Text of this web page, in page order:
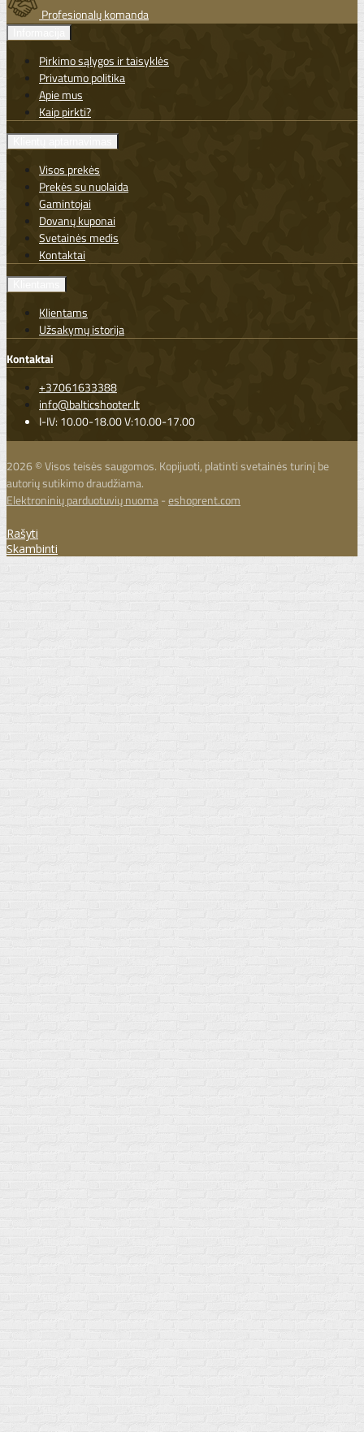
Profesionalų komanda
Pirkimo sąlygos ir taisyklės
Privatumo politika
Apie mus
Kaip pirkti?
Visos prekės
Prekės su nuolaida
Gamintojai
Dovanų kuponai
Svetainės medis
Kontaktai
Klientams
Užsakymų istorija
Kontaktai
+37061633388
info@balticshooter.lt
I-IV: 10.00-18.00 V:10.00-17.00
2026 © Visos teisės saugomos. Kopijuoti, platinti svetainės turinį be
autorių sutikimo draudžiama.
Elektroninių parduotuvių nuoma-eshoprent.com
Rašyti
Skambinti